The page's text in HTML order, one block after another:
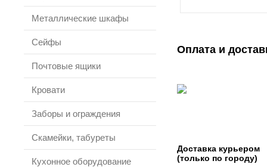
Металлические шкафы
Сейфы
Почтовые ящики
Кровати
Заборы и ограждения
Скамейки, табуреты
Кухонное оборудование
Оплата и
Доставка курьером
(только по городу)